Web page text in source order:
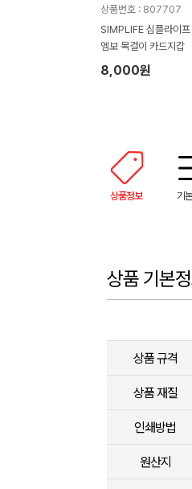
상품번호 : 807707
SIMPLIFE 심플라이프
엠보 목걸이 카드지갑
8,000원
상품정보 기
상품 기본
상품 규격
상품 재질
인쇄방법
원산지